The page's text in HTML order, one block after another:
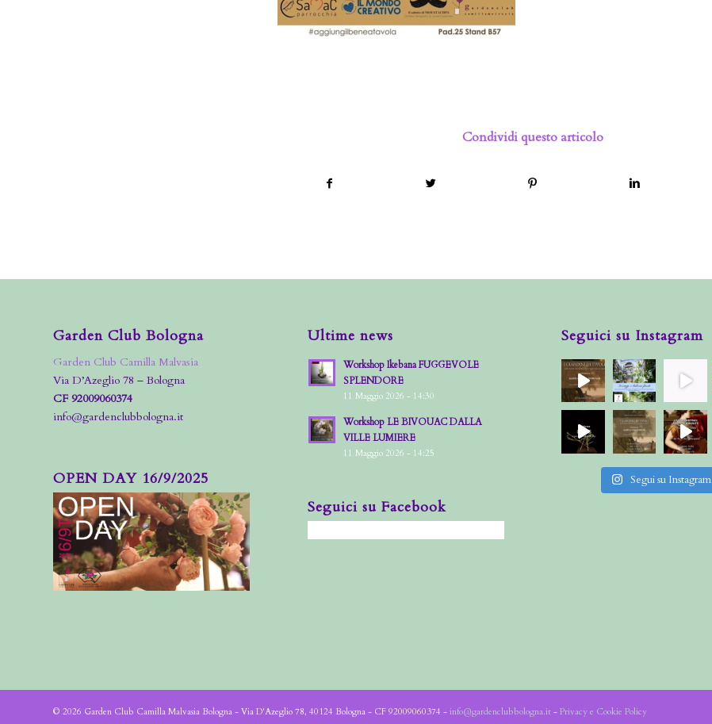
Condividi questo articolo
Garden Club Bologna
Garden Club Camilla Malvasia
Via D’Azeglio 78 – Bologna
CF 92009060374
info@gardenclubbologna.it
OPEN DAY 16/9/2025
Ultime news
Workshop Ikebana FUGGEVOLE
SPLENDORE
11 Maggio 2026 - 14:30
Workshop LE BIVOUAC DALLA
VILLE LUMIERE
11 Maggio 2026 - 14:25
Seguici su Facebook
Seguici su Instagram
Segui su Instagram
© 2026 Garden Club Camilla Malvasia Bologna - Via D'Azeglio 78, 40124 Bologna - CF 92009060374 - info@gardenclubbologna.it - Privacy e Cookie Policy